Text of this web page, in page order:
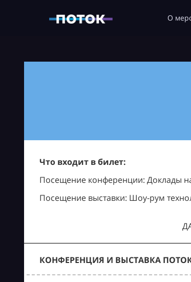
О
Что входит в билет:
Посещение конференции: Доклады
Посещение выставки: Шоу-рум
КОНФЕРЕНЦИЯ И ВЫСТАВКА